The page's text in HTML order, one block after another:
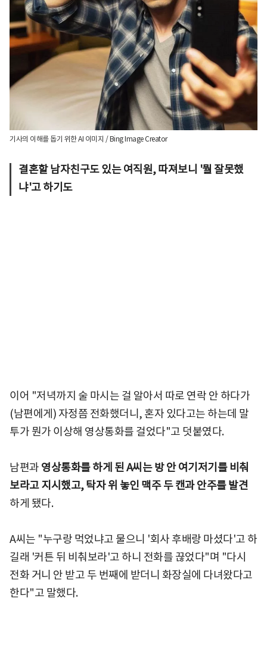
기사의 이해를 돕기 위한 AI 이미지 / Bing Image Creator
결혼할 남자친구도 있는 여직원, 따져보니 '뭘 잘못했
냐'고 하기도
이어 "저녁까지 술 마시는 걸 알아서 따로 연락 안 하다가
(남편에게) 자정쯤 전화했더니, 혼자 있다고는 하는데 말
투가 뭔가 이상해 영상통화를 걸었다"고 덧붙였다.
남편과 영상통화를 하게 된 A씨는 방 안 여기저기를 비춰
보라고 지시했고, 탁자 위 놓인 맥주 두 캔과 안주를 발견
하게 됐다.
A씨는 "누구랑 먹었냐고 물으니 '회사 후배랑 마셨다'고 하
길래 '커튼 뒤 비춰보라'고 하니 전화를 끊었다"며 "다시
전화 거니 안 받고 두 번째에 받더니 화장실에 다녀왔다고
한다"고 말했다.